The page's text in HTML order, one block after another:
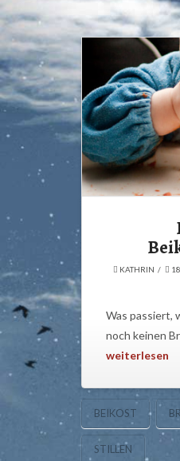
KATHRIN
Was passiert,
noch keinen
weiterlesen
BEIKOST
STILLEN